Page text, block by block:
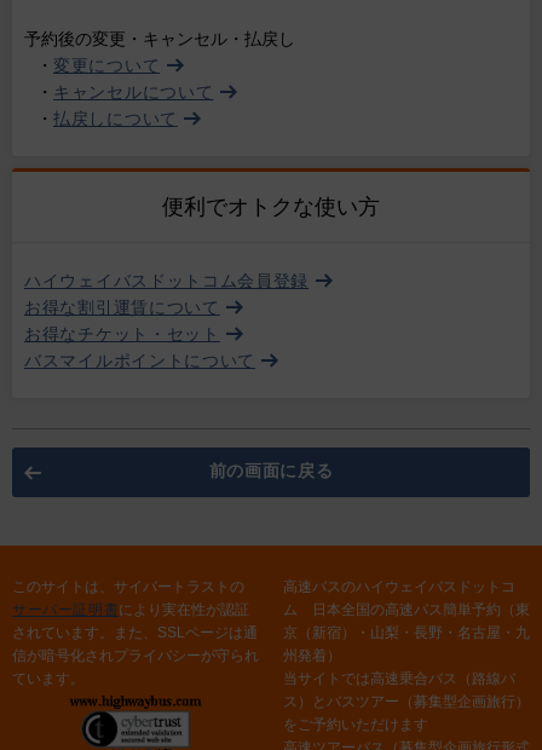
予約後の変更・キャンセル・払戻し
・ 変更について
・ キャンセルについて
・ 払戻しについて
便利でオトクな使い方
ハイウェイバスドットコム会員登録
お得な割引運賃について
お得なチケット・セット
バスマイルポイントについて
前の画面に戻る
このサイトは、サイバートラストの
サーバー証明書により実在性が認証
されています。また、SSLページは通
信が暗号化されプライバシーが守られ
ています。
高速バスのハイウェイバスドットコ
ム 日本全国の高速バス簡単予約（東
京（新宿）・山梨・長野・名古屋・九
州発着）
当サイトでは高速乗合バス（路線バ
ス）とバスツアー（募集型企画旅行）
をご予約いただけます